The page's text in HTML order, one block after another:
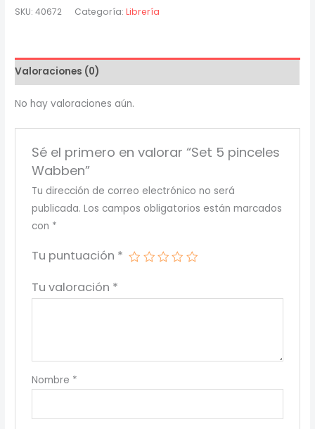
pinceles
SKU:40672 Categoría:Librería
Valoraciones (0)
No hay valoraciones aún.
Sé el primero en valorar “Set 5 pinceles
Wabben”
Tu dirección de correo electrónico no será
publicada. Los campos obligatorios están marcados
con *
Tu puntuación *
Tu valoración *
Nombre *